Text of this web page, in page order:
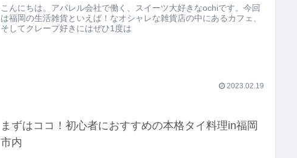
こんにちは。アパレル会社で働く、スイーツ大好きなochiです。今回
は福岡の生活雑貨といえば！なオシャレな雑貨店の中にあるカフェ、
そしてクレープ好きにはぜひ1度は
2023.02.19
まずはココ！初心者におすすめの本格タイ料理in福岡
市内